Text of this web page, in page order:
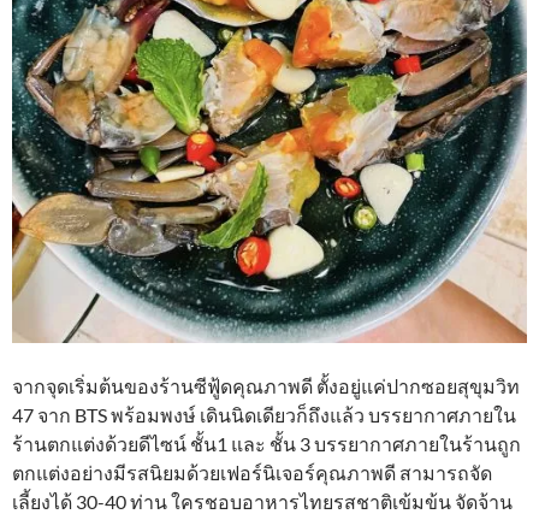
จากจุดเริ่มต้นของร้านซีฟู้ดคุณภาพดี ตั้งอยู่แค่ปากซอยสุขุมวิท
47 จาก BTS พร้อมพงษ์ เดินนิดเดียวก็ถึงแล้ว บรรยากาศภายใน
ร้านตกแต่งด้วยดีไซน์ ชั้น1 และ ชั้น 3 บรรยากาศภายในร้านถูก
ตกแต่งอย่างมีรสนิยมด้วยเฟอร์นิเจอร์คุณภาพดี สามารถจัด
เลี้ยงได้ 30-40 ท่าน ใครชอบอาหารไทยรสชาติเข้มข้น จัดจ้าน